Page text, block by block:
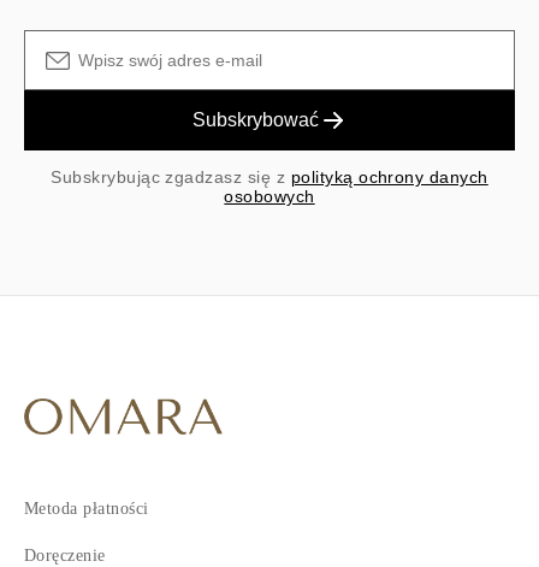
Subskrybować
Subskrybując zgadzasz się z polityką ochrony danych
osobowych
Metoda płatności
Doręczenie